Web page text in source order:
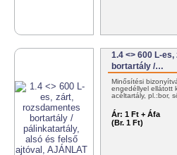
1.4 <> 600 L-
bortartály /…
Minősítési
engedéllyel ellátott
acéltartály, pl.:bor,
Ár: 1 Ft + Áfa
(Br. 1 Ft)